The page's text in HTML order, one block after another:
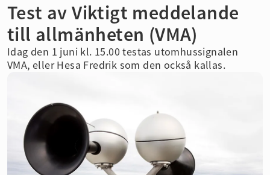
Test av Viktigt meddelande
till allmänheten (VMA)
Idag den 1 juni kl. 15.00 testas utomhussignalen
VMA, eller Hesa Fredrik som den också kallas.